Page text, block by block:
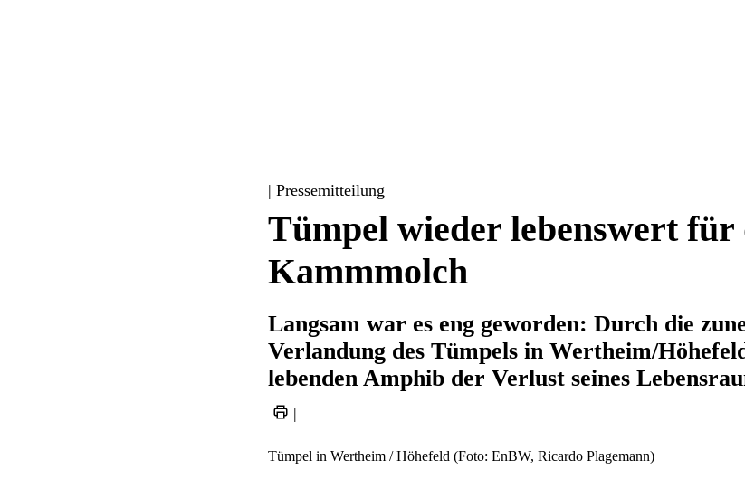
| Pressemitteilung
Tümpel wieder lebenswert für
Kammmolch
Langsam war es eng geworden: Durch die
Verlandung des Tümpels in Wertheim/
lebenden Amphib der Verlust seines
|
Tümpel in Wertheim / Höhefeld (Foto: EnBW, Ricardo Plagemann)